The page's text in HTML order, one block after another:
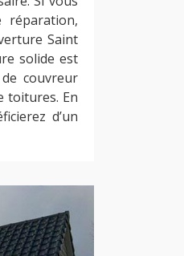
réparation,
Saint
solide est
couvreur
toitures. En
d’un